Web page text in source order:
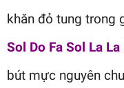
khăn đỏ tung trong
Sol Do Fa Sol La La
bút mực nguyên